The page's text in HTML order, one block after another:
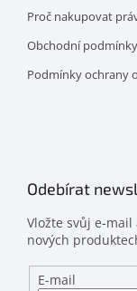
Proč nakupovat
Obchodní podmínky
Podmínky ochrany
Odebírat
Vložte svůj e-
nových
E-mail